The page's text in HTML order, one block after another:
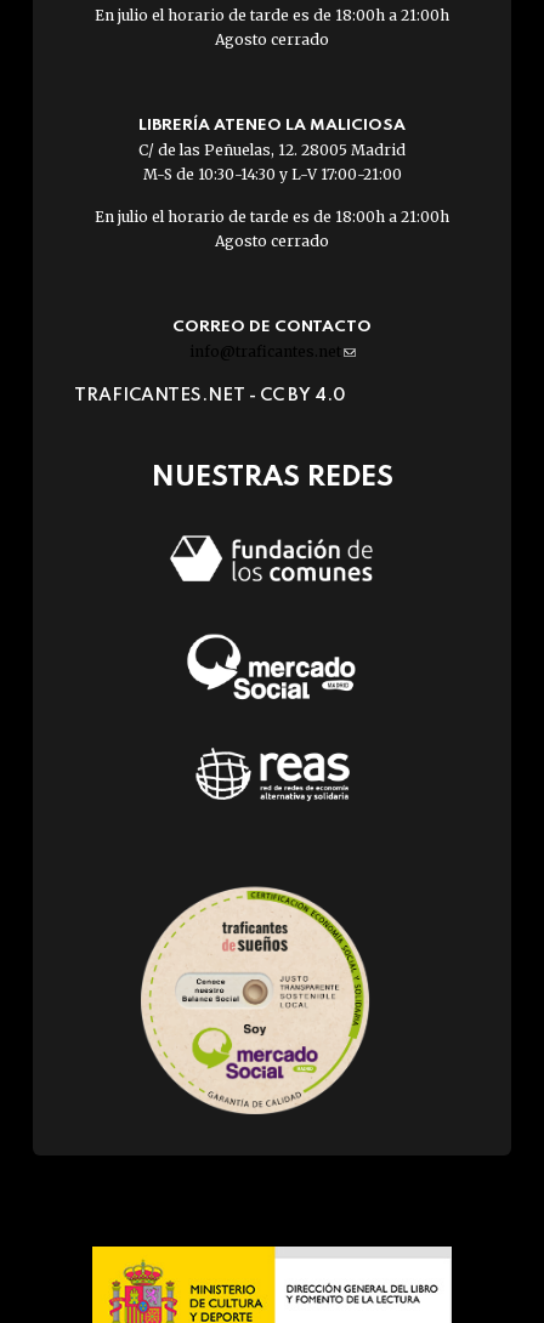
En julio el horario de tarde es de 18:00h a 21:00h
Agosto cerrado
LIBRERÍA ATENEO LA MALICIOSA
C/ de las Peñuelas, 12. 28005 Madrid
M-S de 10:30-14:30 y L-V 17:00-21:00
En julio el horario de tarde es de 18:00h a 21:00h
Agosto cerrado
CORREO DE CONTACTO
info@traficantes.net (link
e-
TRAFICANTES.NET - CC BY 4.0
NUESTRAS REDES